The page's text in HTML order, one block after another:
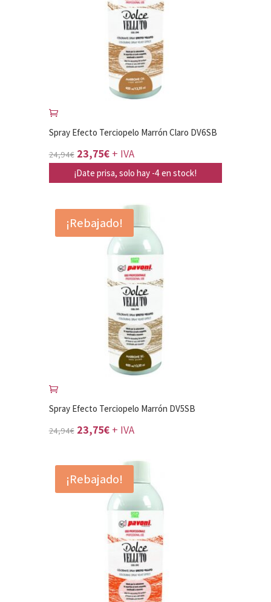
Spray Efecto Terciopelo Marrón Claro DV6SB
24,94€ El
precio
era:
24,94€.
23,75€El
precio
es:
23,75€.
+ IVA
¡Date prisa, solo hay -4 en stock!
¡Rebajado!
Spray Efecto Terciopelo Marrón DV5SB
24,94€ El
original
era:
24,94€.
23,75€El
actual
es:
23,75€.
+ IVA
¡Rebajado!